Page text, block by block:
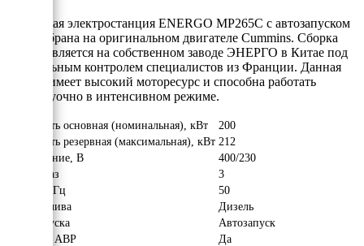
Дизельная электростанция ENERGO MP265C с автозапуском
АВР собрана на оригинальном двигателе Cummins. Сборка
осуществляется на собственном заводе ЭНЕРГО в Китае под
пристальным контролем специалистов из Франции. Данная
модель имеет высокий моторесурс и способна работать
круглосуочно в интенсивном режиме.
Мощность основная (номинальная), кВт
200
Мощность резервная (максимальная), кВт 212
Напряжение, В
400/230
Число фаз
3
Частота, Гц
50
Вид топлива
Дизель
Тип запуска
Автозапуск
Наличие АВР
Да